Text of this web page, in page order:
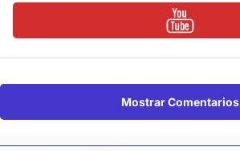
Mostrar Comentarios